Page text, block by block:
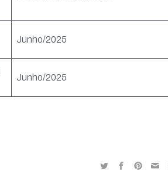
Junho/2025
Junho/2025